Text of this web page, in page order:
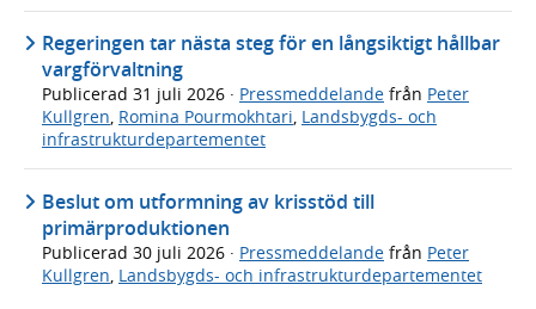
Regeringen tar nästa steg för en långsiktigt hållbar
vargförvaltning
Publicerad 31 juli 2026 · Pressmeddelande från Peter
Kullgren, Romina Pourmokhtari, Landsbygds- och
infrastrukturdepartementet
Beslut om utformning av krisstöd till
primärproduktionen
Publicerad 30 juli 2026 · Pressmeddelande från Peter
Kullgren Landsbygds- och infrastrukturdepartementet